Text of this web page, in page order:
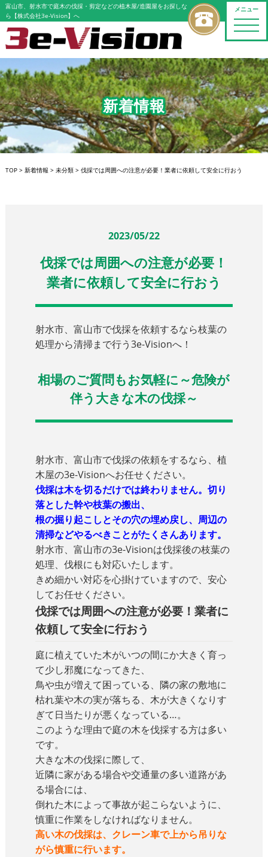
メニュー
toggle
富山市、射水市で庭木の伐採・剪定などの植木屋/造園屋をお探しな
ら【株式会社3e-Vision】へ
新着情報
TOP> 新着情報 > 未分類> 伐採では周囲への注意が必要！業者に依頼して安全に行おう
2023/05/22
伐採では周囲への注意が必要！
業者に依頼して安全に行おう
射水市、富山市で伐採を依頼するなら枝葉の
処理から清掃まで行う3e-Visionへ！
相場のご質問もお気軽に～危険が
伴う大きな木の伐採～
射水市、富山市で伐採の依頼をするなら、植
木屋の3e-Visionへお任せください。
伐採は木を切るだけでは終わりません。切り
落とした幹や枝葉の搬出、
根の掘り起こしとその穴の埋め戻し、周辺の
清掃などやるべきことがたくさんあります。
射水市、富山市の3e-Visionは伐採後の枝葉の
処理、伐根にも対応いたします。
きめ細かい対応を心掛けていますので、安心
してお任せください。
伐採では周囲への注意が必要！業者に
依頼して安全に行おう
庭に植えていた木がいつの間にか大きく育っ
て少し邪魔になってきた、
鳥や虫が増えて困っている、隣の家の敷地に
枯れ葉や木の実が落ちる、木が大きくなりす
ぎて日当たりが悪くなっている…。
このような理由で庭の木を伐採する方は多い
です。
大きな木の伐採に際して、
近隣に家がある場合や交通量の多い道路があ
る場合には、
倒れた木によって事故が起こらないように、
慎重に作業をしなければなりません。
高い木の伐採は、クレーン車で上から吊りな
がら慎重に行います。